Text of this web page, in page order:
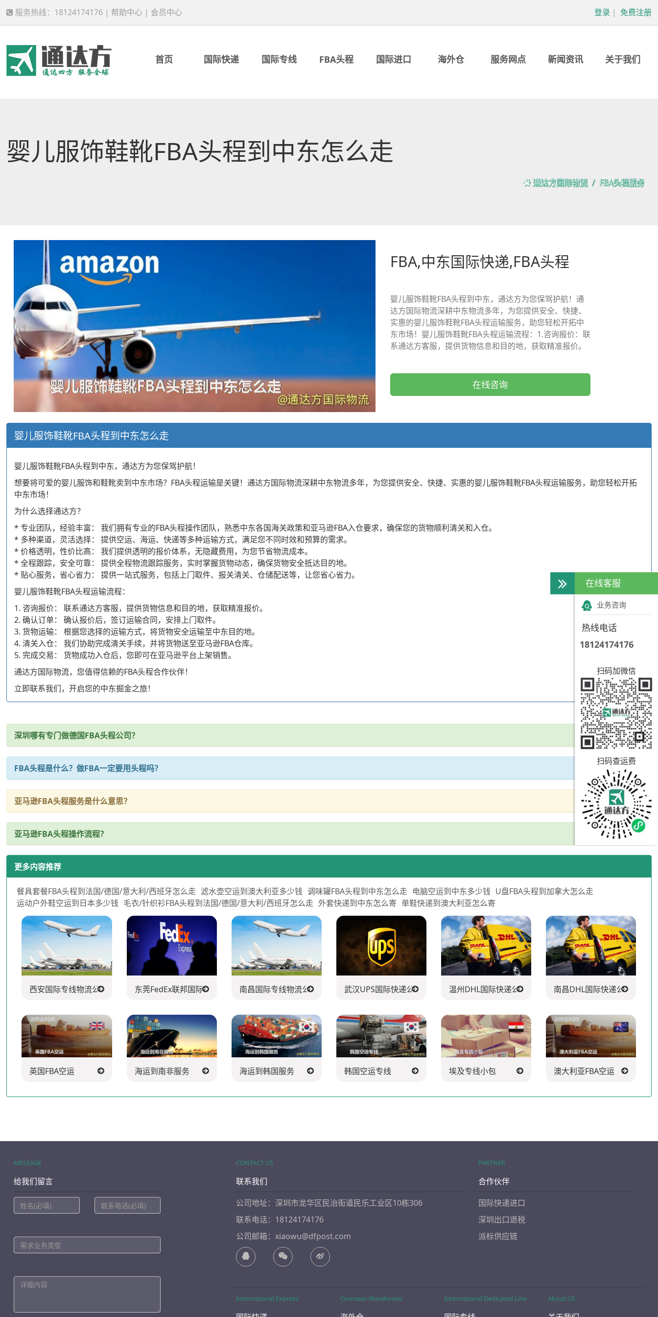
服务热线：18124174176 | 帮助中心 | 会员中心 登录 | 免费注册
首页 国际快递 国际专线 FBA头程 国际进口 海外仓 服务网点 新闻资讯 关于我们
婴儿服饰鞋靴FBA头程到中东怎么走
通达方国际物流 FBA头程服务
FBA,中东国际快递,FBA头程
婴儿服饰鞋靴FBA头程到中东，通达方为您保驾护航！通
达方国际物流深耕中东物流多年，为您提供安全、快捷、
实惠的婴儿服饰鞋靴FBA头程运输服务，助您轻松开拓中
东市场！婴儿服饰鞋靴FBA头程运输流程：1.咨询报价：联
系通达方客服，提供货物信息和目的地，获取精准报价。
在线咨询
婴儿服饰鞋靴FBA头程到中东怎么走
婴儿服饰鞋靴FBA头程到中东，通达方为您保驾护航！
想要将可爱的婴儿服饰和鞋靴卖到中东市场？FBA头程运输是关键！通达方国际物流深耕中东物流多年，为您提供安全、快捷、实惠的婴儿服饰鞋靴FBA头程运输服务，助您轻松开拓
中东市场！
为什么选择通达方？
* 专业团队，经验丰富： 我们拥有专业的FBA头程操作团队，熟悉中东各国海关政策和亚马逊FBA入仓要求，确保您的货物顺利清关和入仓。
* 多种渠道，灵活选择： 提供空运、海运、快递等多种运输方式，满足您不同时效和预算的需求。
* 价格透明，性价比高： 我们提供透明的报价体系，无隐藏费用，为您节省物流成本。
* 全程跟踪，安全可靠： 提供全程物流跟踪服务，实时掌握货物动态，确保货物安全抵达目的地。
* 贴心服务，省心省力： 提供一站式服务，包括上门取件、报关清关、仓储配送等，让您省心省力。
婴儿服饰鞋靴FBA头程运输流程：
1. 咨询报价： 联系通达方客服，提供货物信息和目的地，获取精准报价。
2. 确认订单： 确认报价后，签订运输合同，安排上门取件。
3. 货物运输： 根据您选择的运输方式，将货物安全运输至中东目的地。
4. 清关入仓： 我们协助完成清关手续，并将货物送至亚马逊FBA仓库。
5. 完成交易： 货物成功入仓后，您即可在亚马逊平台上架销售。
通达方国际物流，您值得信赖的FBA头程合作伙伴！
立即联系我们，开启您的中东掘金之旅！
深圳哪有专门做德国FBA头程公司？
FBA头程是什么？做FBA一定要用头程吗？
亚马逊FBA头程服务是什么意思？
亚马逊FBA头程操作流程？
更多内容推荐
餐具套餐FBA头程到法国/德国/意大利/西班牙怎么走 滤水壶空运到澳大利亚多少钱 调味罐FBA头程到中东怎么走 电脑空运到中东多少钱 U盘FBA头程到加拿大怎么走
运动户外鞋空运到日本多少钱 毛衣/针织衫FBA头程到法国/德国/意大利/西班牙怎么走 外套快递到中东怎么寄 单鞋快递到澳大利亚怎么寄
西安国际专线物流公司 东莞FedEx联邦国际快递公司 南昌国际专线物流公司 武汉UPS国际快递公司 温州DHL国际快递公司 南昌DHL国际快递公司
英国FBA空运 海运到南非服务 海运到韩国服务 韩国空运专线 埃及专线小包 澳大利亚FBA空运
MESSAGE
给我们留言
CONTACT US
联系我们
公司地址：深圳市龙华区民治街道民乐工业区10栋306
联系电话：18124174176
公司邮箱：xiaowu@dfpost.com
PARTNER
合作伙伴
国际快递进口
深圳出口退税
派标供应链
International Express Overseas Warehouse International Dedicated Line About US
在线客服
业务咨询
热线电话
18124174176
扫码加微信
扫码查运费